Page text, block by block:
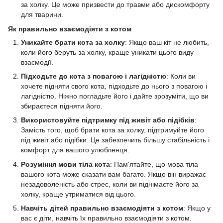
за холку. Це може призвести до травми або дискомфорту
для тварини.
Як правильно взаємодіяти з котом
Уникайте брати кота за холку: Якщо ваш кіт не любить,
коли його беруть за холку, краще уникати цього виду
взаємодії.
Підходьте до кота з повагою і лагідністю: Коли ви
хочете підняти свого кота, підходьте до нього з повагою і
лагідністю. Ніжно погладьте його і дайте зрозуміти, що ви
збираєтеся підняти його.
Використовуйте підтримку під живіт або підібків:
Замість того, щоб брати кота за холку, підтримуйте його
під живіт або підібки. Це забезпечить більшу стабільність і
комфорт для вашого улюбленця.
Розуміння мови тіла кота: Пам'ятайте, що мова тіла
вашого кота може сказати вам багато. Якщо він виражає
незадоволеність або стрес, коли ви піднімаєте його за
холку, краще утриматися від цього.
Навчіть дітей правильно взаємодіяти з котом: Якщо у
вас є діти, навчіть їх правильно взаємодіяти з котом.